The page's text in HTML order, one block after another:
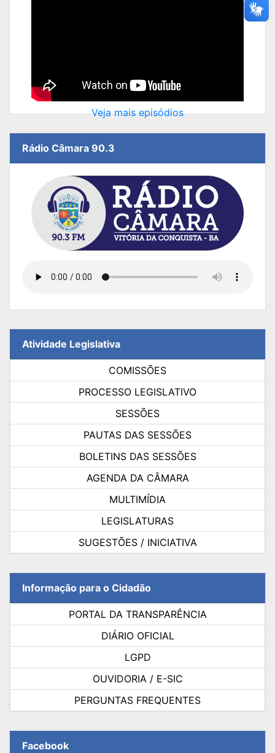
Veja mais episódios
Rádio Câmara 90.3
Atividade Legislativa
COMISSÕES
PROCESSO LEGISLATIVO
SESSÕES
PAUTAS DAS SESSÕES
BOLETINS DAS SESSÕES
AGENDA DA CÂMARA
MULTIMÍDIA
LEGISLATURAS
SUGESTÕES / INICIATIVA
Informação para o Cidadão
PORTAL DA TRANSPARÊNCIA
DIÁRIO OFICIAL
LGPD
OUVIDORIA / E-SIC
PERGUNTAS FREQUENTES
Facebook